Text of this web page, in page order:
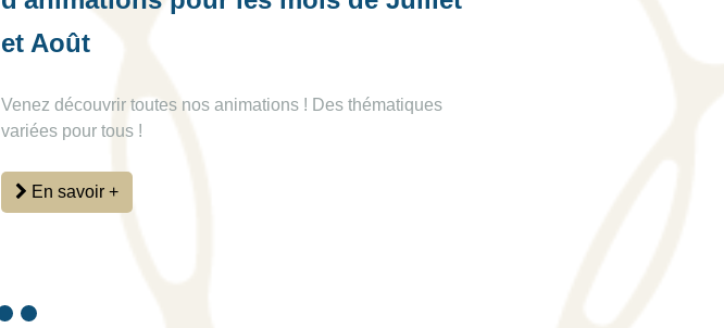
et Août
Venez découvrir toutes nos animations ! Des thématiques
variées pour tous !
En savoir +